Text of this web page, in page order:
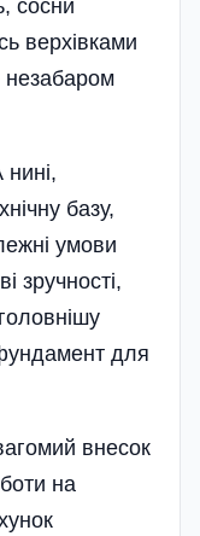
сосни
верхівками
незабаром
базу,
умови
зручності,
для
внесок
на